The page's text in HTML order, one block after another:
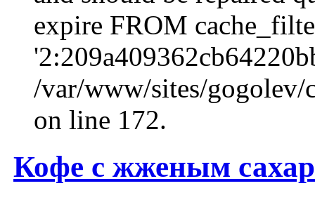
expire FROM
/var/www/sites/gogolev/
on line 172.
Кофе с жженым